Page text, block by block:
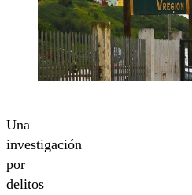
Una
investigación
por
delitos